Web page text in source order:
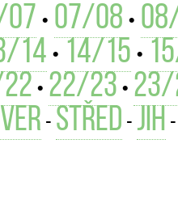
• 07/08 •
14 • 14/15 •
• 22/23 •
- střed - jih